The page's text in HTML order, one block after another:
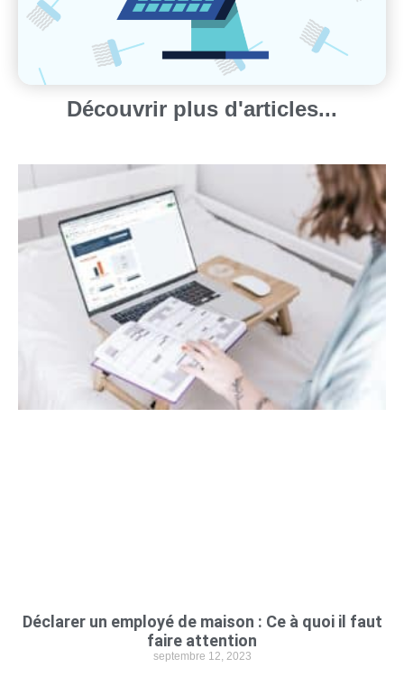
Découvrir plus d'articles...
Déclarer un employé de maison : Ce à quoi il faut
faire attention
septembre 12, 2023